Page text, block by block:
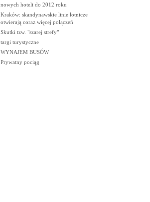
nowych hoteli do 2012 roku
Kraków: skandynawskie linie lotnicze
otwierają coraz więcej połączeń
Skutki tzw. "szarej strefy"
targi turystyczne
WYNAJEM BUSÓW
Prywatny pociąg